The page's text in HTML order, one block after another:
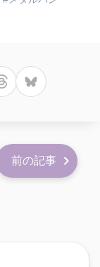
前の記事